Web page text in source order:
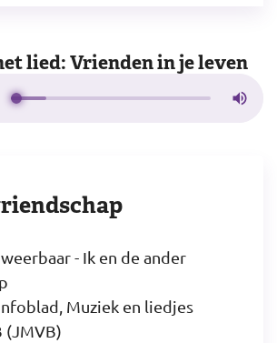
lied: Vrienden in je leven
- Ik en de ander
Muziek en liedjes
(JMVB)